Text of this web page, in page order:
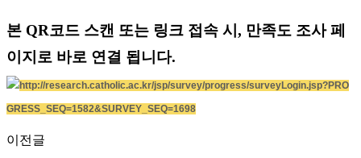
본 QR코드 스캔 또는 링크 접속 시 , 만족도 조사 페
이지로 바로 연결 됩니다.
http://research.catholic.ac.kr/jsp/survey/progress/surveyLogin.jsp?PRO
GRESS_SEQ=1582&SURVEY_SEQ=1698
이전글